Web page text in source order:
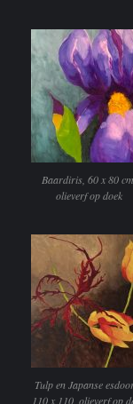
Baardiris, 60 x 80 cm,
olieverf op doek
Tulp en Japanse
110 x 110, olieverf op